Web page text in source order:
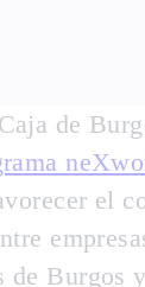
de
el
de Burgos